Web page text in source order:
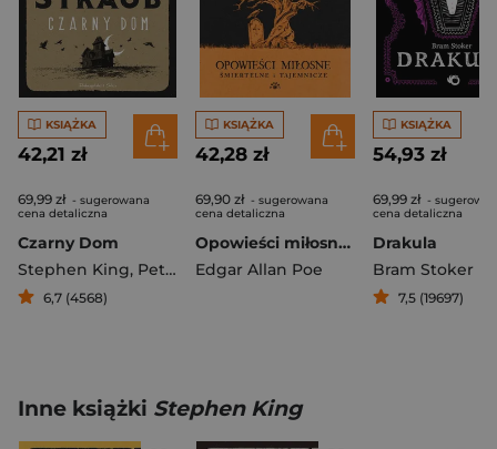
KSIĄŻKA
42,21 zł
69,99 zł - sugerowana
cena detaliczna
Czarny Dom
Stephen King, Peter Straub
6,7 (4568)
KSIĄŻKA
42,28 zł
69,90 zł - sugerowana
cena detaliczna
Opowieści miłosne śmiertelne i tajemnicze wyd. 2
Edgar Allan Poe
KSIĄŻKA
54,93 zł
69,99 zł -
cena detaliczna
Drakula
Bram Stoker
7,5 (19697)
Inne książki Stephen King